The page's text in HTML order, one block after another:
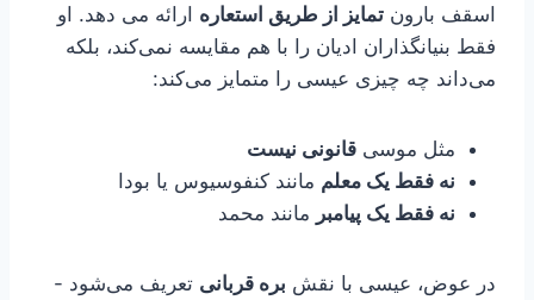
اسقف بارون تمایز از طریق استعاره ارائه می دهد. او
فقط بنیانگذاران ادیان را با هم مقایسه نمی‌کند، بلکه
می‌داند چه چیزی عیسی را متمایز می‌کند:
مثل موسی قانونی نیست
نه فقط یک معلم مانند کنفوسیوس یا بودا
نه فقط یک پیامبر مانند محمد
در عوض، عیسی با نقش بره قربانی تعریف می‌شود -